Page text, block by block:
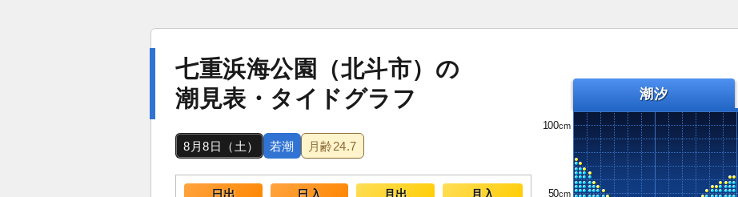
七重浜海公園（北斗市）の
潮見表・タイドグラフ
8月8日（土） 若潮 月齢24.7
日出 日入 月出 月入
潮汐
100
50